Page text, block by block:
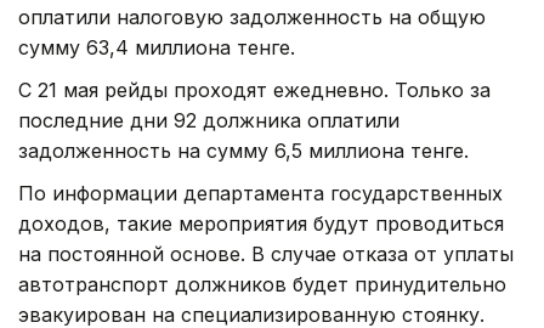
оплатили налоговую задолженность на общую
сумму 63,4 миллиона тенге.
С 21 мая рейды проходят ежедневно. Только за
последние дни 92 должника оплатили
задолженность на сумму 6,5 миллиона тенге.
По информации департамента государственных
доходов, такие мероприятия будут проводиться
на постоянной основе. В случае отказа от уплаты
автотранспорт должников будет принудительно
эвакуирован на специализированную стоянку.